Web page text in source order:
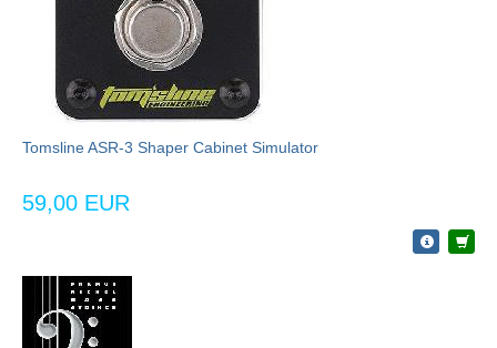
Tomsline ASR-3 Shaper Cabinet Simulator
59,00 EUR